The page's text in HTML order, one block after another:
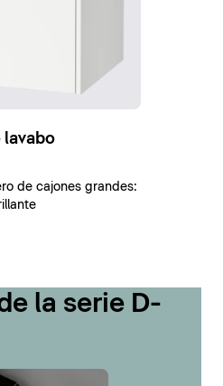
lavabo
de cajones grandes:
la serie D-